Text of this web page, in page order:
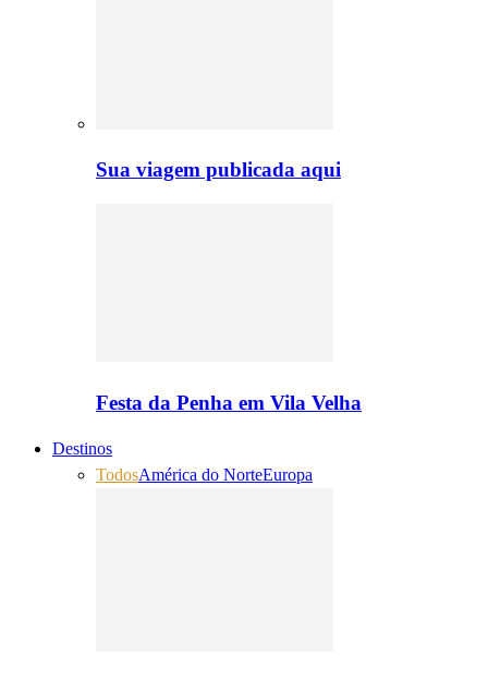
Sua viagem publicada aqui
Festa da Penha em Vila Velha
Destinos
TodosAmérica do NorteEuropa